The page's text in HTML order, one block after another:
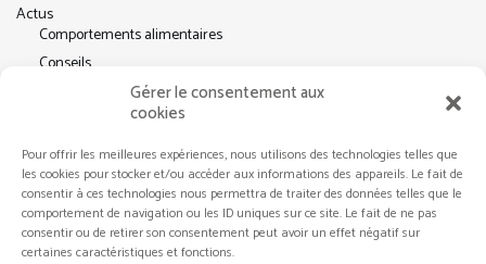
Gérer le consentement aux
cookies
Pour offrir les meilleures expériences, nous utilisons des technologies telles que
les cookies pour stocker et/ou accéder aux informations des appareils. Le fait de
consentir à ces technologies nous permettra de traiter des données telles que le
comportement de navigation ou les ID uniques sur ce site. Le fait de ne pas
consentir ou de retirer son consentement peut avoir un effet négatif sur
certaines caractéristiques et fonctions.
Actus
Comportements alimentaires
Conseils
Pleine conscience
RÉSEAUX SOCIAUX